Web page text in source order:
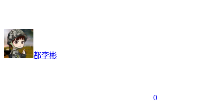
都李彬
0